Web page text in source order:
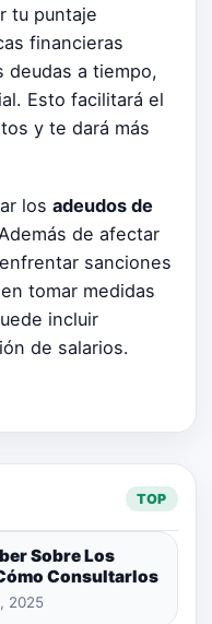
tu puntaje
financieras
deudas a tiempo,
Esto facilitará el
y te dará más
los adeudos de
de afectar
sanciones
tomar medidas
incluir
de salarios.
TOP
Sobre Los
Consultarlos
2025